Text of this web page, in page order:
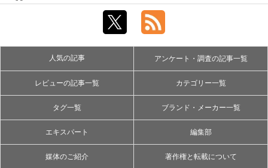
人気の記事 アンケート・調査の記事一覧
レビューの記事一覧 カテゴリー一覧
タグ一覧 ブランド・メーカー一覧
エキスパート 編集部
媒体のご紹介 著作権と転載について